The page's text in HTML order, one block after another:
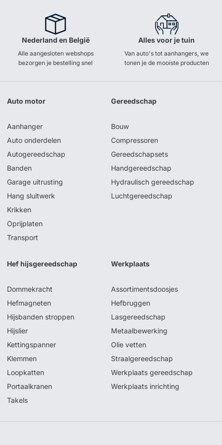
Nederland en België
Alle aangesloten webshops
bezorgen je bestelling snel
Alles voor je tuin
Van auto's tot aanhangers, we
tonen je de mooiste producten
Auto motor
Aanhanger
Auto onderdelen
Autogereedschap
Banden
Garage uitrusting
Hang sluitwerk
Krikken
Oprijplaten
Transport
Gereedschap
Bouw
Compressoren
Gereedschapsets
Handgereedschap
Hydraulisch gereedschap
Luchtgereedschap
Hef hijsgereedschap
Dommekracht
Hefmagneten
Hijsbanden stroppen
Hijslier
Kettingspanner
Klemmen
Loopkatten
Portaalkranen
Takels
Werkplaats
Assortimentsdoosjes
Hefbruggen
Lasgereedschap
Metaalbewerking
Olie vetten
Straalgereedschap
Werkplaats gereedschap
Werkplaats inrichting